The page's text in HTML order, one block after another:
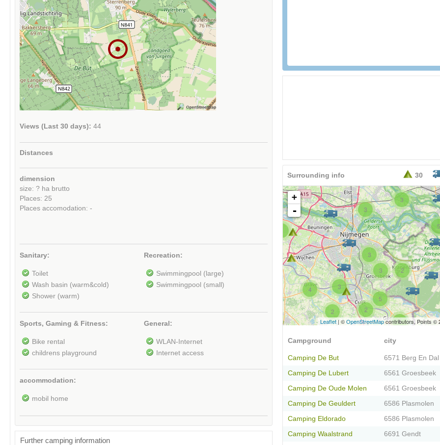
Views (Last 30 days): 44
Distances
dimension
size: ? ha brutto
Places: 25
Places accomodation: -
Sanitary:
Toilet
Wash basin (warm&cold)
Shower (warm)
Recreation:
Swimmingpool (large)
Swimmingpool (small)
Sports, Gaming & Fitness:
Bike rental
childrens playground
General:
WLAN-Internet
Internet access
accommodation:
mobil home
Further camping information
30
Surrounding info
2
4
4
2
3
2
3
5
5
3
3
3
+
-
Leaflet| ©OpenStreetMapcontributors, Points ©
Campground city
Camping De But 6571 Berg En Dal
Camping De Lubert 6561 Groesbeek
Camping De Oude Molen 6561 Groesbeek
Camping De Geuldert 6586 Plasmolen
Camping Eldorado 6586 Plasmolen
Camping Waalstrand 6691 Gendt